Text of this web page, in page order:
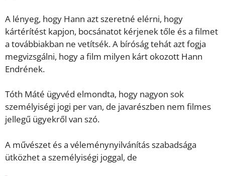
A lényeg, hogy Hann azt szeretné elérni, hogy
kártérítést kapjon, bocsánatot kérjenek tőle és a filmet
a továbbiakban ne vetítsék. A bíróság tehát azt fogja
megvizsgálni, hogy a film milyen kárt okozott Hann
Endrének.
Tóth Máté ügyvéd elmondta, hogy nagyon sok
személyiségi jogi per van, de javarészben nem filmes
jellegű ügyekről van szó.
A művészet és a véleménynyilvánítás szabadsága
ütközhet a személyiségi joggal, de